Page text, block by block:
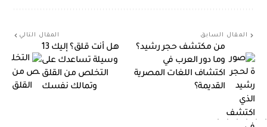
المقال السابق
من مكتشف حجر رشيد؟
وما دور العرب في
اكتشاف اللغات المصرية
القديمة؟
المقال التالي
هل أنت قلق؟ إليك 13
وسيلة تساعدك على
التخلص من القلق
وتمالك نفسك